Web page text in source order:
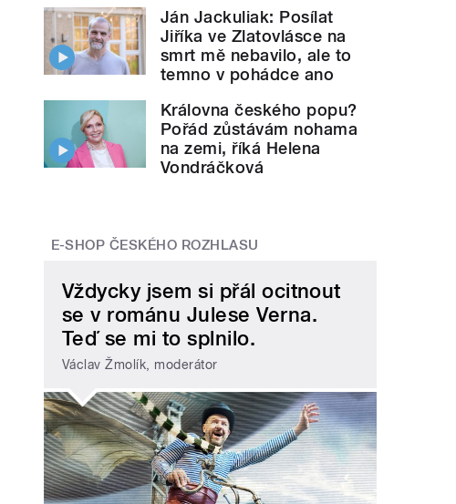
Ján Jackuliak: Posílat
Jiříka ve Zlatovlásce na
smrt mě nebavilo, ale to
temno v pohádce ano
Královna českého popu?
Pořád zůstávám nohama
na zemi, říká Helena
Vondráčková
E-SHOP ČESKÉHO ROZHLASU
Vždycky jsem si přál ocitnout
se v románu Julese Verna.
Teď se mi to splnilo.
Václav Žmolík, moderátor